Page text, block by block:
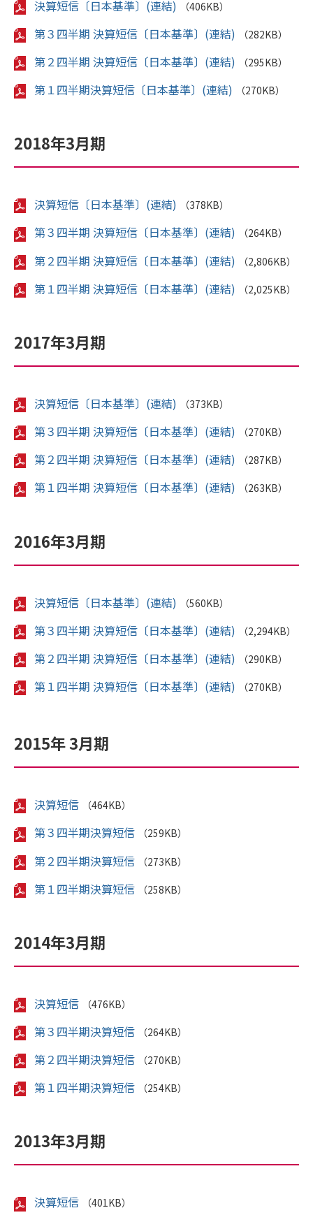
決算短信〔日本基準〕(連結) （406KB）
第３四半期 決算短信〔日本基準〕(連結) （282KB）
第２四半期 決算短信〔日本基準〕(連結) （295KB）
第１四半期決算短信〔日本基準〕(連結) （270KB）
2018年3月期
決算短信〔日本基準〕(連結) （378KB）
第３四半期 決算短信〔日本基準〕(連結) （264KB）
第２四半期 決算短信〔日本基準〕(連結) （2,806KB）
第１四半期 決算短信〔日本基準〕(連結) （2,025KB）
2017年3月期
決算短信〔日本基準〕(連結) （373KB）
第３四半期 決算短信〔日本基準〕(連結) （270KB）
第２四半期 決算短信〔日本基準〕(連結) （287KB）
第１四半期 決算短信〔日本基準〕(連結) （263KB）
2016年3月期
決算短信〔日本基準〕(連結) （560KB）
第３四半期 決算短信〔日本基準〕(連結) （2,294KB）
第２四半期 決算短信〔日本基準〕(連結) （290KB）
第１四半期 決算短信〔日本基準〕(連結) （270KB）
2015年 3月期
決算短信 （464KB）
第３四半期決算短信 （259KB）
第２四半期決算短信 （273KB）
第１四半期決算短信 （258KB）
2014年3月期
決算短信 （476KB）
第３四半期決算短信 （264KB）
第２四半期決算短信 （270KB）
第１四半期決算短信 （254KB）
2013年3月期
決算短信 （401KB）